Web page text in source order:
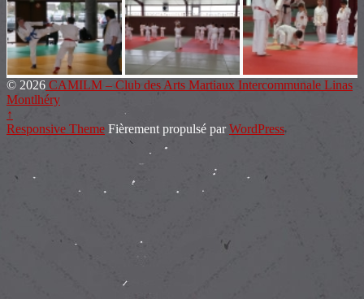
© 2026 CAMILM – Club des Arts Martiaux Intercommunale Linas
Montlhéry
↑
Responsive Theme Fièrement propulsé parWordPress